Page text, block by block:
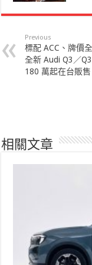
Previous
標配 ACC、牌價
全新 Audi Q3／
180 萬起在台販售
相關文章